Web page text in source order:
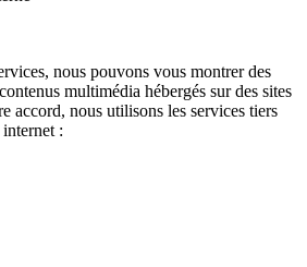
nous pouvons vous montrer des
multimédia hébergés sur des sites
accord, nous utilisons les services tiers
: